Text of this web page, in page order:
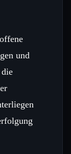
und